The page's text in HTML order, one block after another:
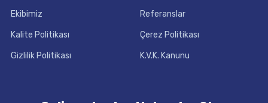
Ekibimiz Referanslar
Kalite Politikası Çerez Politikası
Gizlilik Politikası K.V.K. Kanunu